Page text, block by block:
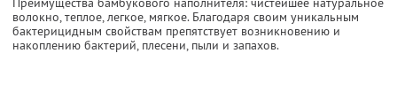
волокно, теплое, легкое, мягкое. Благодаря своим уникальным
бактерицидным свойствам препятствует возникновению и
накоплению бактерий, плесени, пыли и запахов.